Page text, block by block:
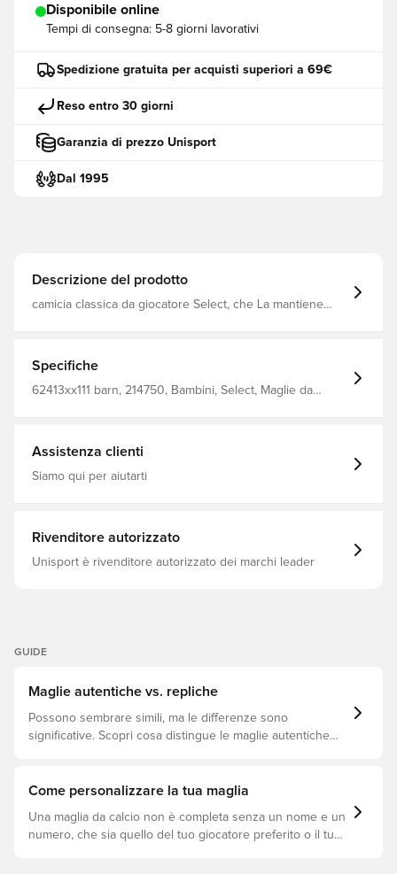
Disponibile online
Tempi di consegna: 5-8 giorni lavorativi
Spedizione gratuita per acquisti superiori a 69€
Reso entro 30 giorni
Garanzia di prezzo Unisport
Dal 1995
Descrizione del prodotto
camicia classica da giocatore Select, che La mantiene
Specifiche
62413xx111 barn, 214750, Bambini, Select, Maglie da
Assistenza clienti
Siamo qui per aiutarti
Rivenditore autorizzato
Unisport è rivenditore autorizzato dei marchi leader
GUIDE
Maglie autentiche vs. repliche
Possono sembrare simili, ma le differenze sono
significative. Scopri cosa distingue le maglie autentiche
Come personalizzare la tua maglia
Una maglia da calcio non è completa senza un nome e un
numero, che sia quello del tuo giocatore preferito o il tuo.